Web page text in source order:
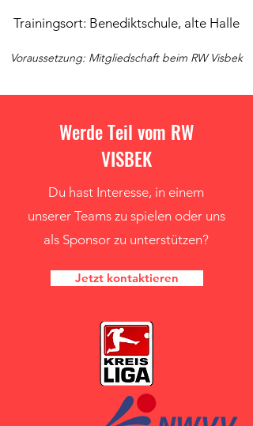
Trainingsort: Benediktschule, alte Halle
Voraussetzung: Mitgliedschaft beim RW Visbek
Werde Teil vom RW
VISBEK
Du hast Interesse, in einem
unserer Teams zu spielen oder uns
als Sponsor zu unterstützen?
Jetzt kontaktieren